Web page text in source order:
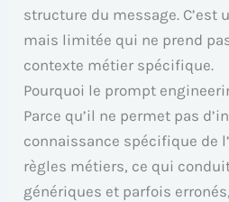
structure du message. C’est
mais limitée qui ne prend
contexte métier spécifique.
Pourquoi le prompt
Parce qu’il ne permet pas
connaissance spécifique de
règles métiers, ce qui
génériques et parfois